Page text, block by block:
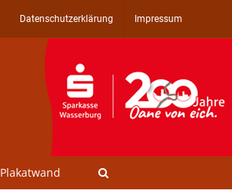
Datenschutzerklärung Impressum
Plakatwand